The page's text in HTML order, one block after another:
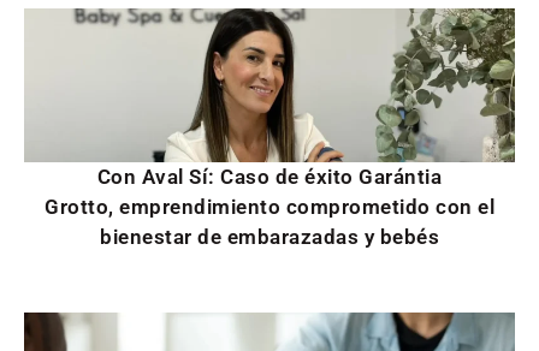
Con Aval Sí: Caso de éxito Garántia
Grotto, emprendimiento comprometido con el
bienestar de embarazadas y bebés